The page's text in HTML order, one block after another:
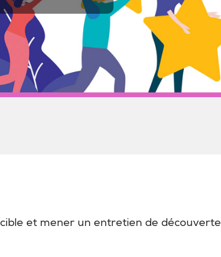
et mener un entretien de découverte